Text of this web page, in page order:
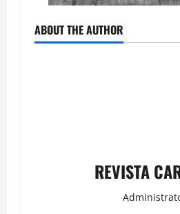
ABOUT THE AUTHOR
REVISTA